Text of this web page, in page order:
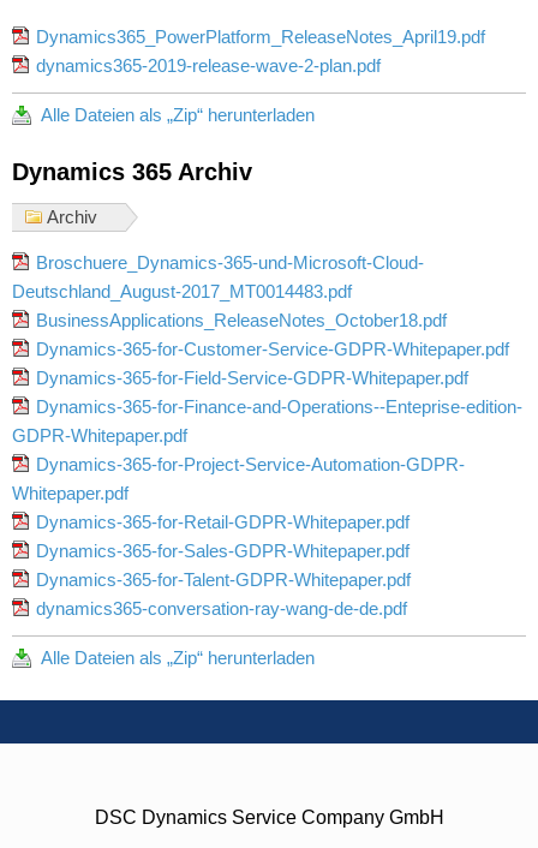
Dynamics365_PowerPlatform_ReleaseNotes_April19.pdf
dynamics365-2019-release-wave-2-plan.pdf
Alle Dateien als „Zip“ herunterladen
Dynamics 365 Archiv
Archiv
Broschuere_Dynamics-365-und-Microsoft-Cloud-
Deutschland_August-2017_MT0014483.pdf
BusinessApplications_ReleaseNotes_October18.pdf
Dynamics-365-for-Customer-Service-GDPR-Whitepaper.pdf
Dynamics-365-for-Field-Service-GDPR-Whitepaper.pdf
Dynamics-365-for-Finance-and-Operations--Enteprise-edition-
GDPR-Whitepaper.pdf
Dynamics-365-for-Project-Service-Automation-GDPR-
Whitepaper.pdf
Dynamics-365-for-Retail-GDPR-Whitepaper.pdf
Dynamics-365-for-Sales-GDPR-Whitepaper.pdf
Dynamics-365-for-Talent-GDPR-Whitepaper.pdf
dynamics365-conversation-ray-wang-de-de.pdf
Alle Dateien als „Zip“ herunterladen
DSC Dynamics Service Company GmbH